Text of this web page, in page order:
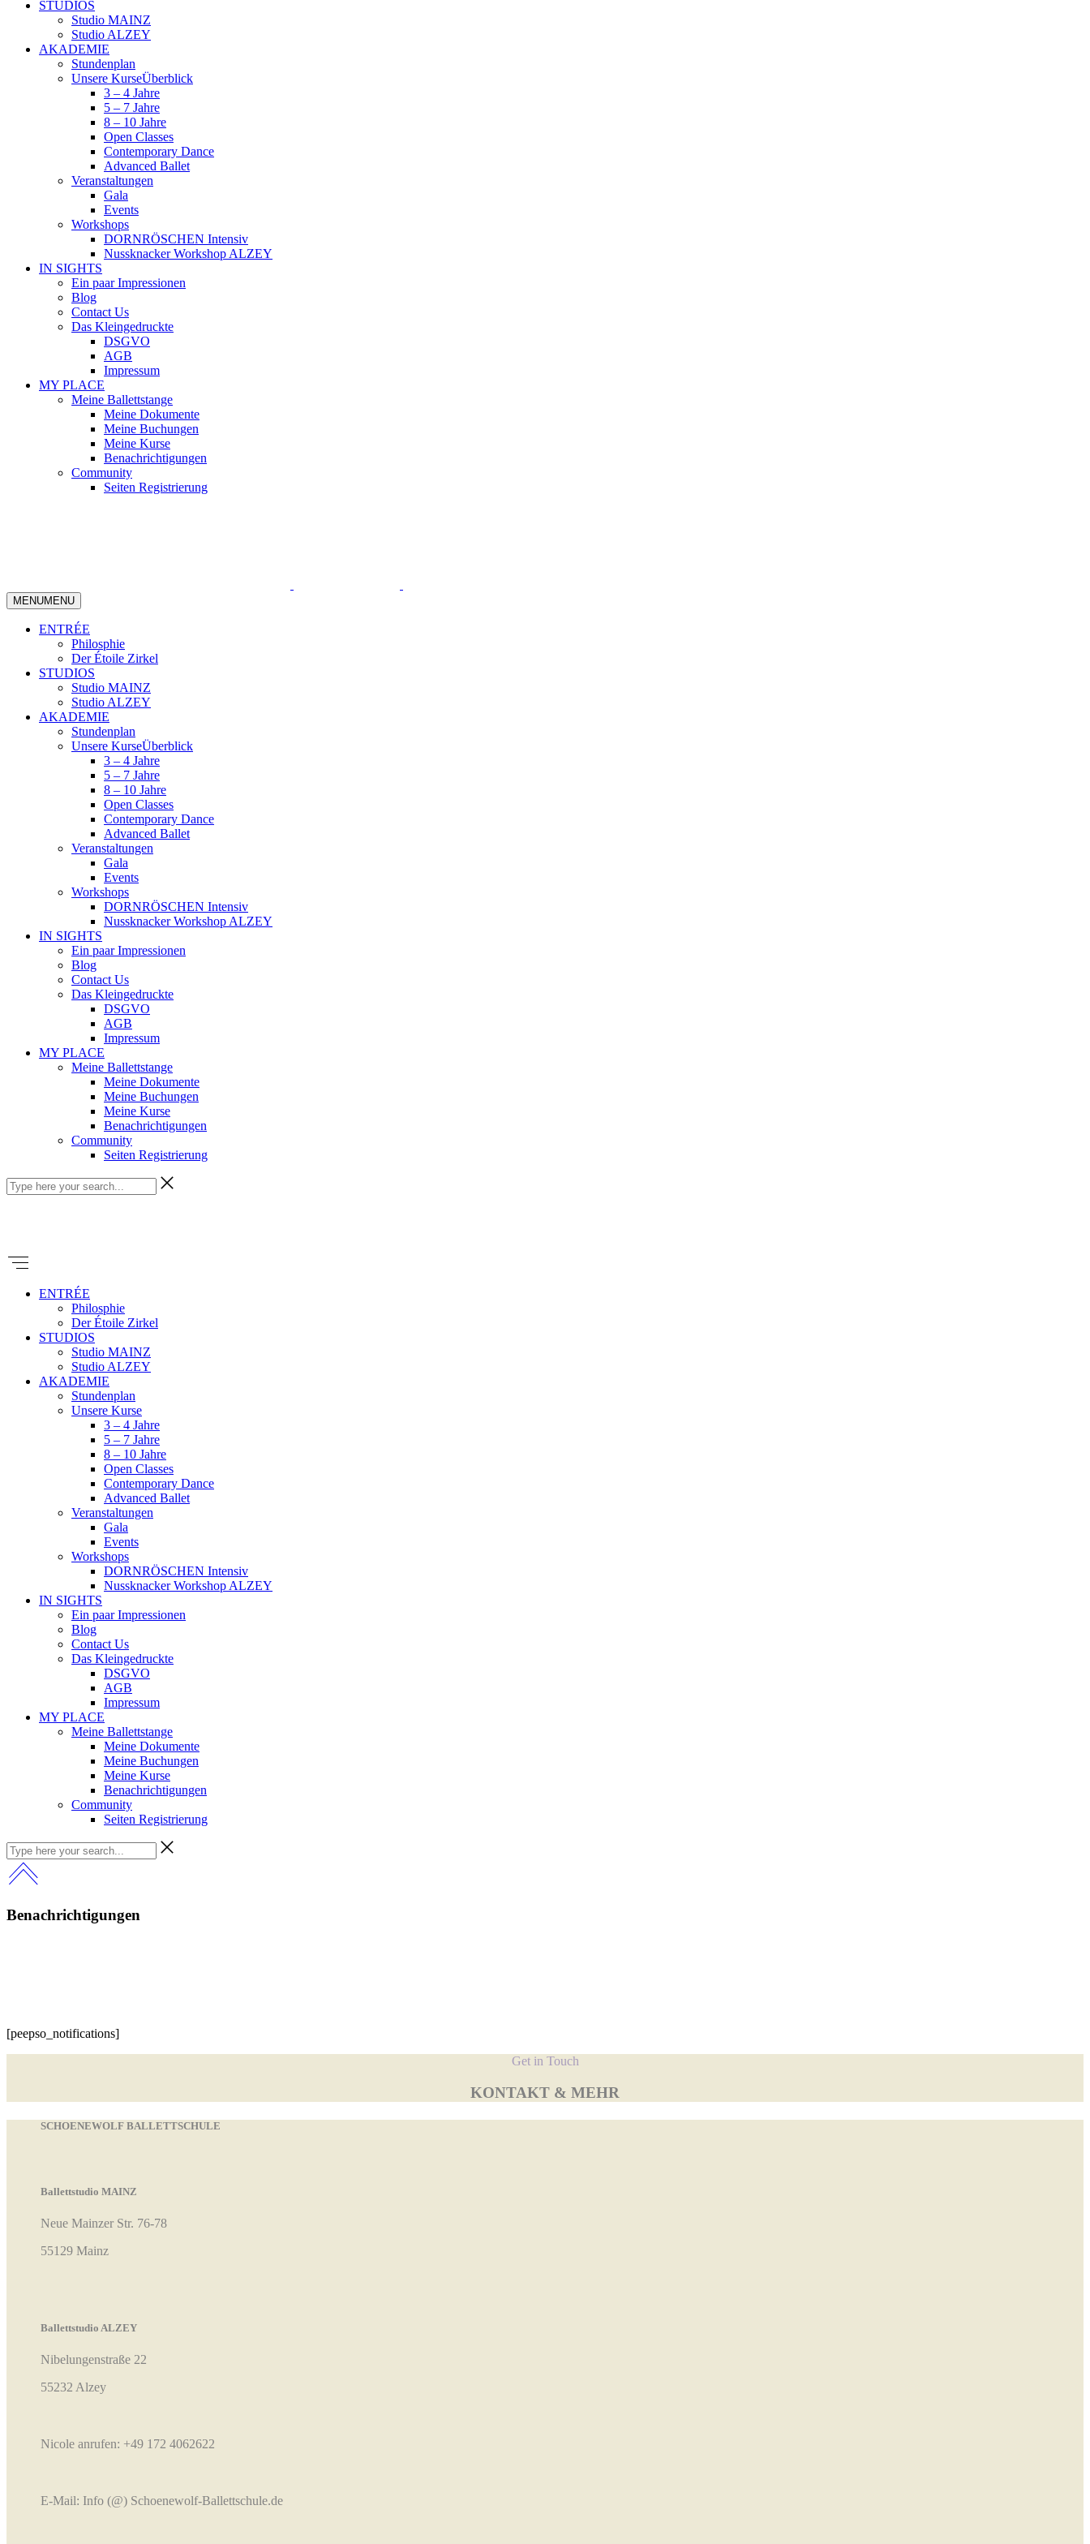
STUDIOS
Studio MAINZ
Studio ALZEY
AKADEMIE
Stundenplan
Unsere KurseÜberblick
3 – 4 Jahre
5 – 7 Jahre
8 – 10 Jahre
Open Classes
Contemporary Dance
Advanced Ballet
Veranstaltungen
Gala
Events
Workshops
DORNRÖSCHEN Intensiv
Nussknacker Workshop ALZEY
IN SIGHTS
Ein paar Impressionen
Blog
Contact Us
Das Kleingedruckte
DSGVO
AGB
Impressum
MY PLACE
Meine Ballettstange
Meine Dokumente
Meine Buchungen
Meine Kurse
Benachrichtigungen
Community
Seiten Registrierung
MENUMENU
ENTRÉE
Philosphie
Der Étoile Zirkel
STUDIOS
Studio MAINZ
Studio ALZEY
AKADEMIE
Stundenplan
Unsere KurseÜberblick
3 – 4 Jahre
5 – 7 Jahre
8 – 10 Jahre
Open Classes
Contemporary Dance
Advanced Ballet
Veranstaltungen
Gala
Events
Workshops
DORNRÖSCHEN Intensiv
Nussknacker Workshop ALZEY
IN SIGHTS
Ein paar Impressionen
Blog
Contact Us
Das Kleingedruckte
DSGVO
AGB
Impressum
MY PLACE
Meine Ballettstange
Meine Dokumente
Meine Buchungen
Meine Kurse
Benachrichtigungen
Community
Seiten Registrierung
ENTRÉE
Philosphie
Der Étoile Zirkel
STUDIOS
Studio MAINZ
Studio ALZEY
AKADEMIE
Stundenplan
Unsere Kurse
3 – 4 Jahre
5 – 7 Jahre
8 – 10 Jahre
Open Classes
Contemporary Dance
Advanced Ballet
Veranstaltungen
Gala
Events
Workshops
DORNRÖSCHEN Intensiv
Nussknacker Workshop ALZEY
IN SIGHTS
Ein paar Impressionen
Blog
Contact Us
Das Kleingedruckte
DSGVO
AGB
Impressum
MY PLACE
Meine Ballettstange
Meine Dokumente
Meine Buchungen
Meine Kurse
Benachrichtigungen
Community
Seiten Registrierung
Benachrichtigungen
[peepso_notifications]
Get in Touch
KONTAKT & MEHR
SCHOENEWOLF BALLETTSCHULE
Ballettstudio MAINZ
Neue Mainzer Str. 76-78
55129 Mainz
Ballettstudio ALZEY
Nibelungenstraße 22
55232 Alzey
Nicole anrufen: +49 172 4062622
E-Mail: Info (@) Schoenewolf-Ballettschule.de